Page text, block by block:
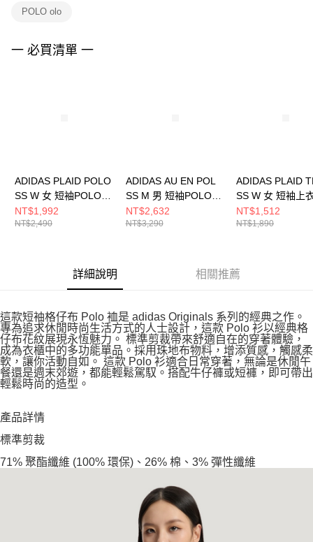
３．未成年的使用者請事先徵得法定代理人或監護人之同意方可使用
４．使用「AFTEE先享後付」時，將依據個別帳號之用戶狀況，依本公司即
POLO olo
一 必買清單 一
ADIDAS PLAID POLO
SS W 女 短袖POLO
KU9396
NT$1,992
NT$2,490
ADIDAS AU EN POL
SS M 男 短袖POLO
KE7324
NT$2,632
NT$3,290
ADIDAS PLAID
SS W 女 短袖上
KU9392
NT$1,512
NT$1,890
詳細說明 相關推薦
這款短袖格仔布 Polo 裇是 adidas Originals 系列的經典之作。
專為追求休閒時尚生活方式的人士設計，這款 Polo 衫以經典格
仔布花紋展現永恆魅力。 標準剪裁帶來舒適自在的穿著體驗，
成為衣櫃中的多功能單品。採用珠地布物料，增添質感，觸感柔
軟，讓你活動自如。 這款 Polo 衫適合日常穿著，無論是休閒午
餐還是週末郊遊，都能輕鬆駕馭。搭配牛仔褲或短褲，即可帶出
輕鬆時尚的造型。
產品詳情
標準剪裁
71% 聚酯纖維 (100% 環保)、26% 棉、3% 彈性纖維